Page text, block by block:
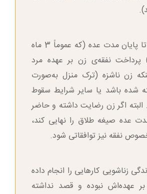
در طلاق رجعی، تا پایان مدت عده (که عموماً 3 ماه
پرداخت نفقه‌ی زن بر عهده مرد
زن ناشزه (ترک منزل به‌صورت
شده باشد یا سایر شرایط سقوط
البته اگر زن رضایت داشته و حاضر
عده صیغه طلاق را نهایی کند،
نفقه نیز توافقاتی شود.
زناشویی کارهایی را انجام داده
عهده‌اش نبوده و قصد نداشته